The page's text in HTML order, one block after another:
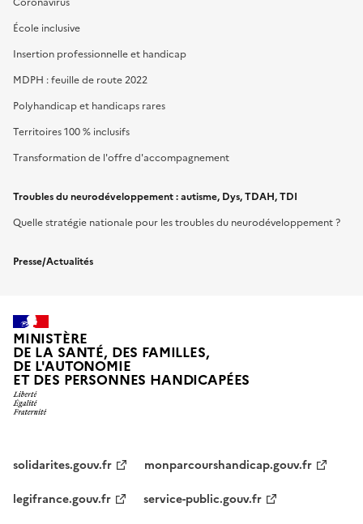
École inclusive
Insertion professionnelle et handicap
MDPH : feuille de route 2022
Polyhandicap et handicaps rares
Territoires 100 % inclusifs
Transformation de l'offre d'accompagnement
Troubles du neurodéveloppement : autisme, Dys, TDAH, TDI
Quelle stratégie nationale pour les troubles du neurodéveloppement ?
Presse/Actualités
MINISTÈRE
DE LA SANTÉ, DES FAMILLES,
DE L'AUTONOMIE
ET DES PERSONNES HANDICAPÉES
solidarites.gouv.fr
monparcourshandicap.gouv.fr
legifrance.gouv.fr
service-public.gouv.fr